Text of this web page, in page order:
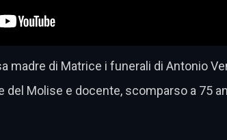
madre di Matrice i funerali di Antonio
del Molise e docente, scomparso a 75